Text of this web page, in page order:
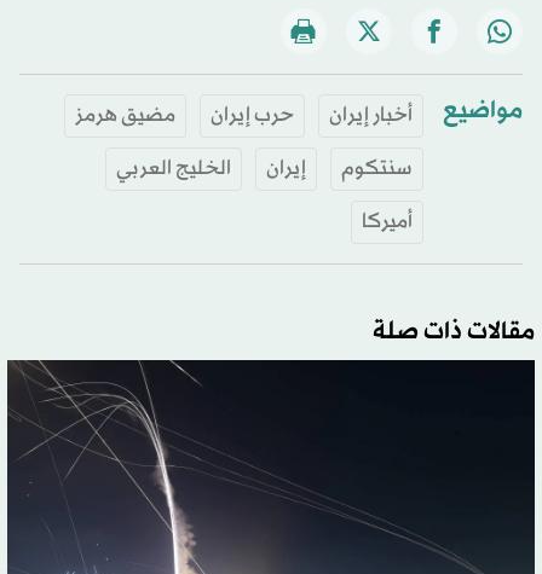
مواضيع أخبار إيران حرب إيران
مضيق هرمز
سنتكوم
إيران
الخليج العربي
أميركا
مقالات ذات صلة